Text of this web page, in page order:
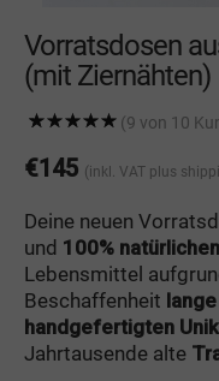
Vorratsdosen
(mit Ziernähten)
out of 5 based
on customer
(9 von 10
€145 (inkl. VAT plus
Deine neuen
und 100% natürlichen
Lebensmittel
Beschaffenheit
handgefertigten
Jahrtausende alte